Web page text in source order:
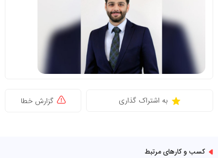
به اشتراک گذاری گزارش خطا
کسب و کارهای مرتبط